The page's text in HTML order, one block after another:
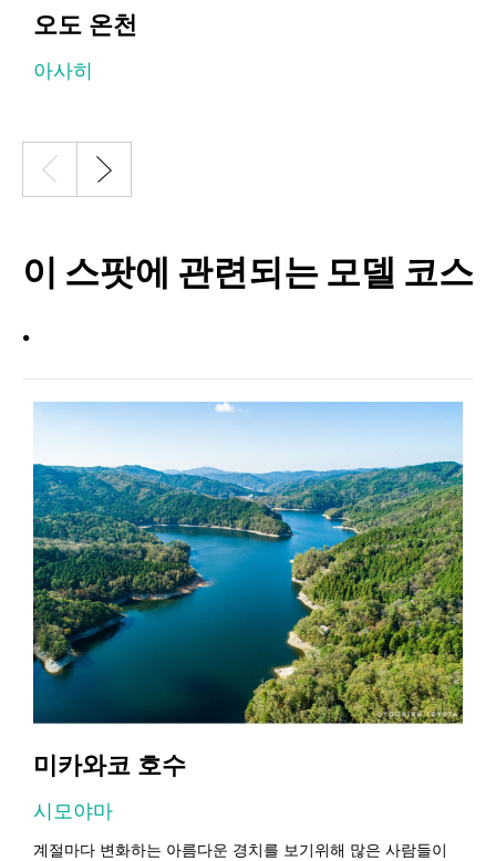
오도 온천
아사히
이 스팟에 관련되는 모델 코스
.
미카와코 호수
시모야마
계절마다 변화하는 아름다운 경치를 보기위해 많은 사람들이